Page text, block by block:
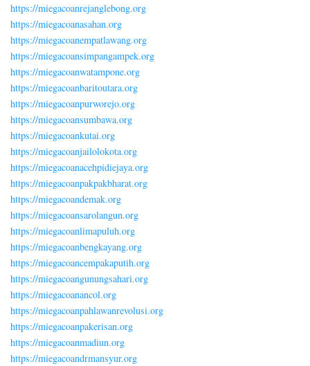
https://miegacoanrejanglebong.org
https://miegacoanasahan.org
https://miegacoanempatlawang.org
https://miegacoansimpangampek.org
https://miegacoanwatampone.org
https://miegacoanbaritoutara.org
https://miegacoanpurworejo.org
https://miegacoansumbawa.org
https://miegacoankutai.org
https://miegacoanjailolokota.org
https://miegacoanacehpidiejaya.org
https://miegacoanpakpakbharat.org
https://miegacoandemak.org
https://miegacoansarolangun.org
https://miegacoanlimapuluh.org
https://miegacoanbengkayang.org
https://miegacoancempakaputih.org
https://miegacoangunungsahari.org
https://miegacoanancol.org
https://miegacoanpahlawanrevolusi.org
https://miegacoanpakerisan.org
https://miegacoanmadiun.org
https://miegacoandrmansyur.org